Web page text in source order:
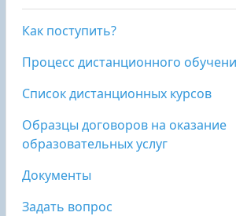
Как поступить?
Процесс дистанционного
Список дистанционных курсов
Образцы договоров на оказание
образовательных услуг
Документы
Задать вопрос